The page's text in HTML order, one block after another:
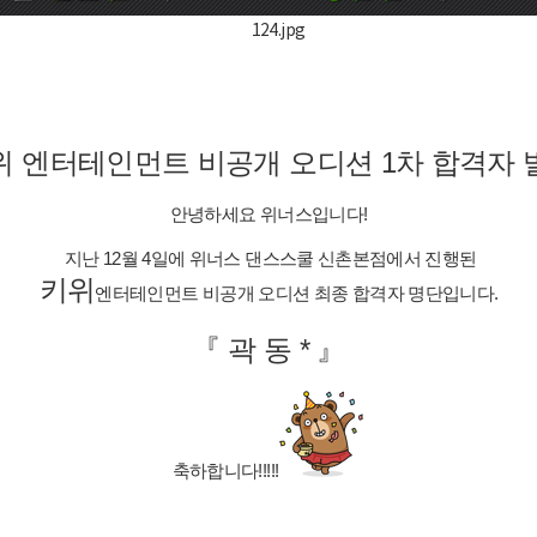
엔터테인먼트 비공개 오디션 1차 합격자
안녕하세요 위너스입니다!
지난 12월 4일에 위너스 댄스스쿨 신촌본점에서 진행된
키위 엔터테인먼트 비공개 오디션 최종 합격자 명단입니다.
『 곽 동 * 』
축하합니다!!!!!